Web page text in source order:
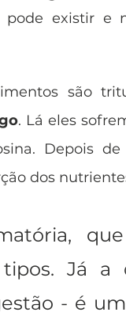
existir e
são
. Lá eles
Depois de
dos
Já a
- é